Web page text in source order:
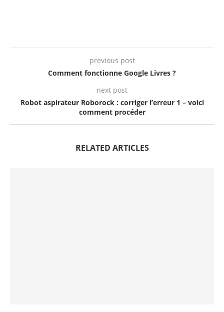
previous post
Comment fonctionne Google Livres ?
next post
Robot aspirateur Roborock : corriger l’erreur 1 – voici
comment procéder
RELATED ARTICLES